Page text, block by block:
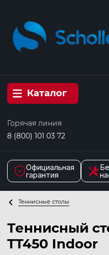
Каталог
Горячая линия
8 (800) 101 03 72
Официальная
гарантия
Теннисные столы
Теннисный
TT450 Indoor